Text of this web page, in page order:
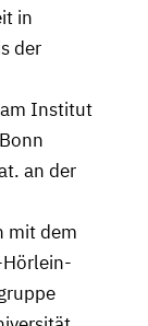
in
der
Institut
an der
mit dem